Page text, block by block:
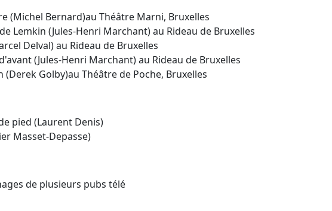
(Michel Bernard)au Théâtre Marni, Bruxelles
Lemkin (Jules-Henri Marchant) au Rideau de Bruxelles
Delval) au Rideau de Bruxelles
(Jules-Henri Marchant) au Rideau de Bruxelles
Golby)au Théâtre de Poche, Bruxelles
pied (Laurent Denis)
Masset-Depasse)
de plusieurs pubs télé